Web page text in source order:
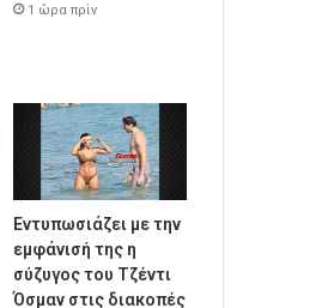
1 ώρα πρίν
Εντυπωσιάζει με την
εμφάνισή της η
σύζυγος του Τζέντι
Όσμαν στις διακοπές